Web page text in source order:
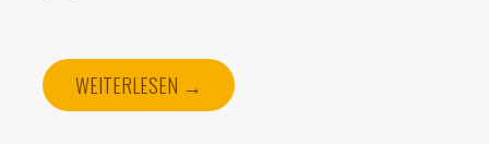
WEITERLESEN →